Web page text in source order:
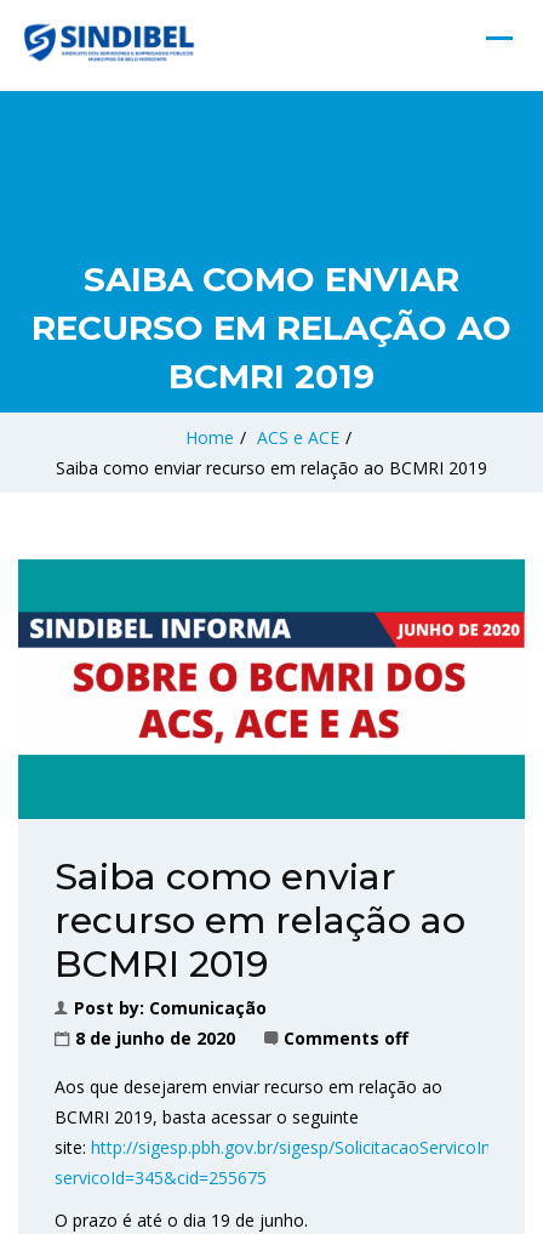
SAIBA COMO ENVIAR
RECURSO EM RELAÇÃO AO
BCMRI 2019
Home / ACS e ACE /
Saiba como enviar recurso em relação ao BCMRI 2019
Saiba como enviar
recurso em relação ao
BCMRI 2019
Post by: Comunicação
8 de junho de 2020
Comments off
Aos que desejarem enviar recurso em relação ao
BCMRI 2019, basta acessar o seguinte
site: http://sigesp.pbh.gov.br/sigesp/
servicoId=345&cid=255675
O prazo é até o dia 19 de junho.